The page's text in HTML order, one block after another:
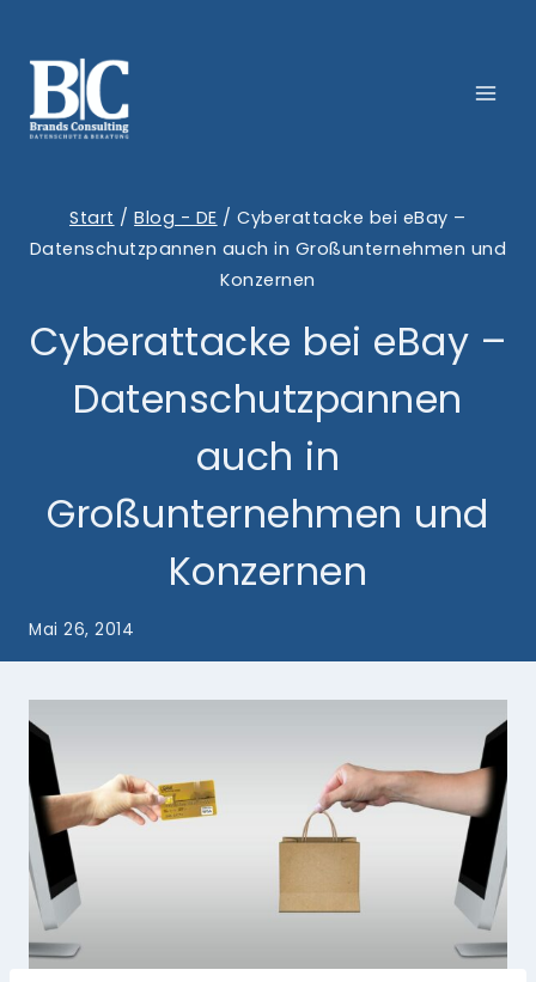
Inhalt
springen
Start / Blog - DE / Cyberattacke bei eBay –
Datenschutzpannen auch in Großunternehmen und
Konzernen
Cyberattacke bei eBay –
Datenschutzpannen
auch in
Großunternehmen und
Konzernen
Mai 26, 2014